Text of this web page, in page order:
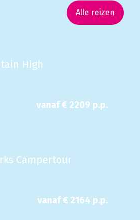
Alle reizen
High
vanaf € 2209 p.p.
Campertour
vanaf € 2164 p.p.